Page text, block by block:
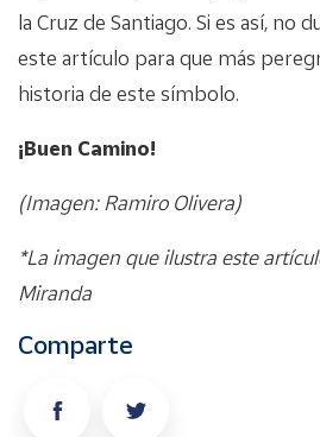
la Cruz de Santiago. Si es así, no
este artículo para que más
historia de este símbolo.
¡Buen Camino!
(Imagen: Ramiro Olivera)
*La imagen que ilustra este
Miranda
Comparte